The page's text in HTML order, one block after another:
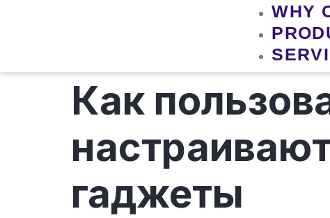
WHY
Как
гаджеты